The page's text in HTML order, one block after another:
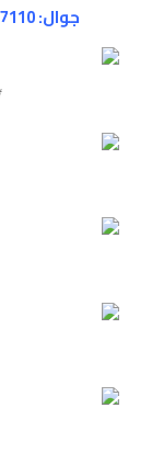
جوال: 050609337110